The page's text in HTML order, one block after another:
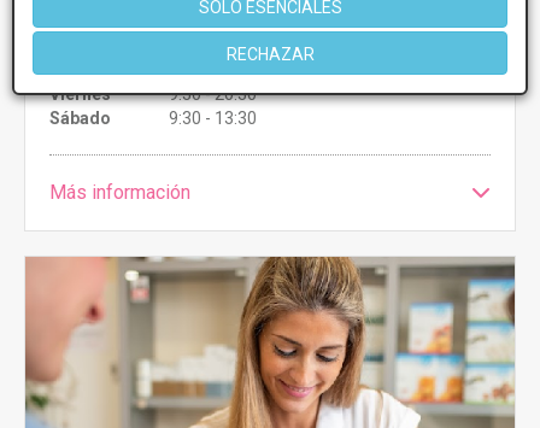
SOLO ESENCIALES
RECHAZAR
9:30 - 20:30
Viernes
9:30 - 20:30
Sábado
9:30 - 13:30
Más información